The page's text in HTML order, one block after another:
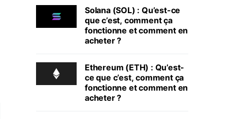
Solana (SOL) : Qu’est-ce
que c’est, comment ça
fonctionne et comment en
acheter ?
Ethereum (ETH) : Qu’est-
ce que c’est, comment ça
fonctionne et comment en
acheter ?